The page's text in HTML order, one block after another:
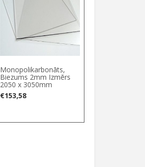
Monopolikarbonāts,
Biezums 2mm Izmērs
2050 х 3050mm
€153,58